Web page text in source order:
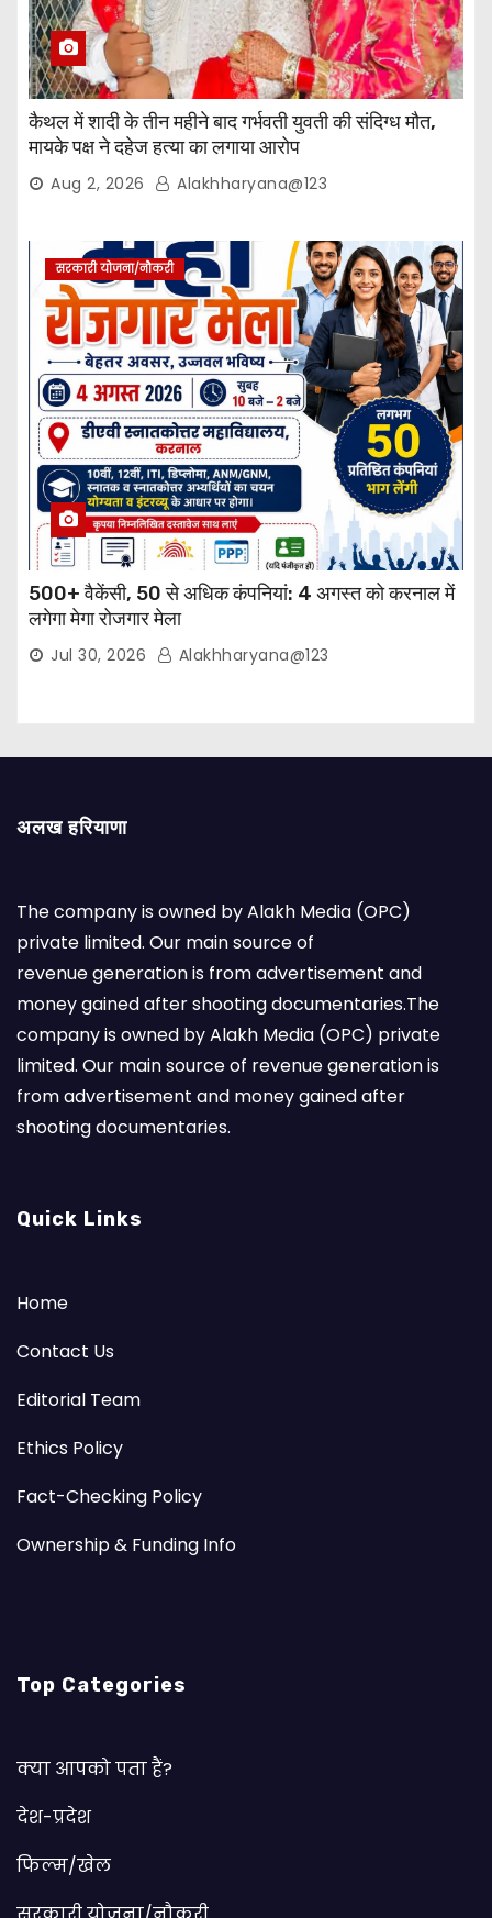
कैथल में शादी के तीन महीने बाद गर्भवती युवती की संदिग्ध मौत,
मायके पक्ष ने दहेज हत्या का लगाया आरोप
Aug 2, 2026 Alakhharyana@123
सरकारी योजना/नौकरी
500+ वैकेंसी, 50 से अधिक कंपनियां: 4 अगस्त को करनाल में
लगेगा मेगा रोजगार मेला
Jul 30, 2026 Alakhharyana@123
अलख हरियाणा
The company is owned by Alakh Media (OPC)
private limited. Our main source of
revenue generation is from advertisement and
money gained after shooting documentaries.The
company is owned by Alakh Media (OPC) private
limited. Our main source of revenue generation is
from advertisement and money gained after
shooting documentaries.
Quick Links
Home
Contact Us
Editorial Team
Ethics Policy
Fact-Checking Policy
Ownership & Funding Info
Top Categories
क्या आपको पता हैं?
देश-प्रदेश
फिल्म/खेल